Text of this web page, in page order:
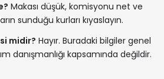
Makası düşük, komisyonu net ve
sunduğu kurları kıyaslayın.
midir? Hayır. Buradaki bilgiler genel
danışmanlığı kapsamında değildir.